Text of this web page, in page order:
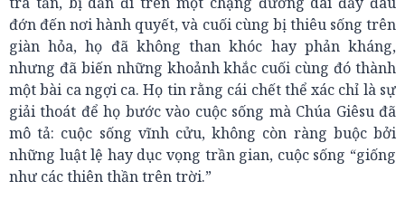
đớn đến nơi hành quyết, và cuối cùng bị thiêu sống trên
giàn hỏa, họ đã không than khóc hay phản kháng,
nhưng đã biến những khoảnh khắc cuối cùng đó thành
một bài ca ngợi ca. Họ tin rằng cái chết thể xác chỉ là sự
giải thoát để họ bước vào cuộc sống mà Chúa Giêsu đã
mô tả: cuộc sống vĩnh cửu, không còn ràng buộc bởi
những luật lệ hay dục vọng trần gian, cuộc sống “giống
như các thiên thần trên trời.”